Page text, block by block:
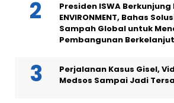
Presiden ISWA Berkunjung
ENVIRONMENT, Bahas
Sampah Global untuk
Pembangunan
Perjalanan Kasus Gisel,
Medsos Sampai Jadi